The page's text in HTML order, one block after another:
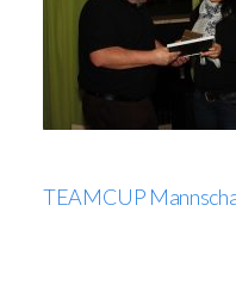
TEAMCUP